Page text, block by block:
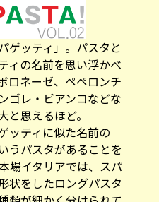
ゲッティ」。パスタと
ィの名前を思い浮かべ
ロネーゼ、ペペロンチ
ゴレ・ビアンコなどな
と思えるほど。
ッティに似た名前の
うパスタがあることを
場イタリアでは、スパ
状をしたロングパスタ